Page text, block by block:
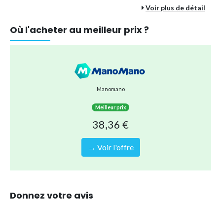
les 1 mètre. Vous pouvez couper le tuyau en fonction de vos
Couleur :bleu
Matériau :LDPE (polyéthylène basse densité)
38 mm
Autres accessoires et équipements
8721031410249
Voir plus de détail
Où l'acheter au meilleur prix ?
Manomano
Meilleur prix
38,36 €
→ Voir l'offre
Donnez votre avis